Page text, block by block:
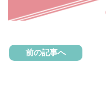
前の記事へ